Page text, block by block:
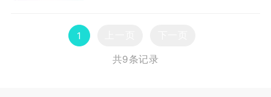
1
共9条记录